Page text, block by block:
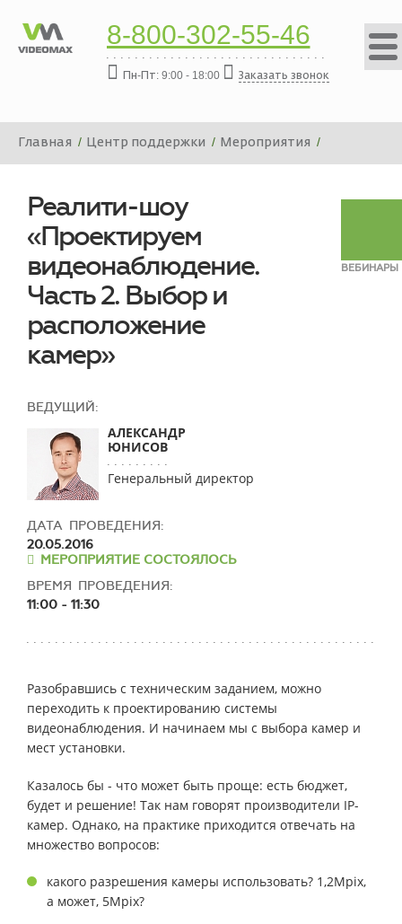
8-800-302-55-46
Пн-Пт: 9:00 - 18:00 Заказать звонок
Главная Центр поддержки
Мероприятия
Реалити-шоу
«Проектируем
видеонаблюдение.
Часть 2. Выбор и
расположение
камер»
ВЕБИНАРЫ
ВЕДУЩИЙ:
АЛЕКСАНДР
ЮНИСОВ
Генеральный директор
ДАТА ПРОВЕДЕНИЯ:
20.05.2016
МЕРОПРИЯТИЕ СОСТОЯЛОСЬ
ВРЕМЯ ПРОВЕДЕНИЯ:
11:00 - 11:30
Разобравшись с техническим заданием, можно
переходить к проектированию системы
видеонаблюдения. И начинаем мы с выбора камер и
мест установки.
Казалось бы - что может быть проще: есть бюджет,
будет и решение! Так нам говорят производители IP-
камер. Однако, на практике приходится отвечать на
множество вопросов:
какого разрешения камеры использовать? 1,2Mpix,
а может, 5Mpix?